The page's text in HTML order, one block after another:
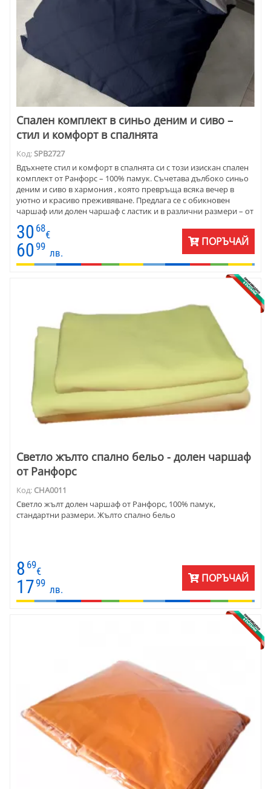
Спален комплект в синьо деним и сиво –
стил и комфорт в спалнята
Код:SPB2727
Вдъхнете стил и комфорт в спалнята си с този изискан спален
комплект от Ранфорс – 100% памук. Съчетава дълбоко синьо
деним и сиво в хармония , която превръща всяка вечер в
уютно и красиво преживяване. Предлага се с обикновен
чаршаф или долен чаршаф с ластик и в различни размери – от
единично легло до голяма спалня.
30 68
€
6099
лв.
ПОРЪЧАЙ
Светло жълто спално бельо - долен чаршаф
от Ранфорс
Код: CHA0011
Светло жълт долен чаршаф от Ранфорс, 100% памук,
стандартни размери. Жълто спално бельо
8 69
€
1799
лв.
ПОРЪЧАЙ